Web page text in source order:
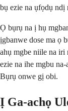
bụ ezie na ụfọdụ ndị
Ọ bụrụ na ị hụ
ịgbanwe dose ma ọ
ahụ mgbe niile na iri
ezie na ihe mgbu
Bụrụ onwe gị obi.
Ị Ga-achọ